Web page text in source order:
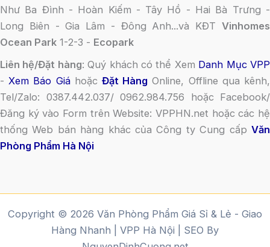
Như Ba Đình - Hoàn Kiếm - Tây Hồ - Hai Bà Trưng -
Long Biên - Gia Lâm - Đông Anh...và KĐT Vinhomes
Ocean Park 1-2-3 - Ecopark
Liên hệ/Đặt hàng: Quý khách có thể Xem Danh Mục VPP
-Xem Báo GiáhoặcĐặt Hàng Online, Offline qua kênh,
Tel/Zalo: 0387.442.037/ 0962.984.756 hoặc Facebook/
Đăng ký vào Form trên Website: VPPHN.net hoặc các hệ
thống Web bán hàng khác của Công ty Cung cấp Văn
Phòng Phẩm Hà Nội
Copyright © 2026 Văn Phòng Phẩm Giá Sỉ & Lẻ - Giao
Hàng Nhanh | VPP Hà Nội | SEO By